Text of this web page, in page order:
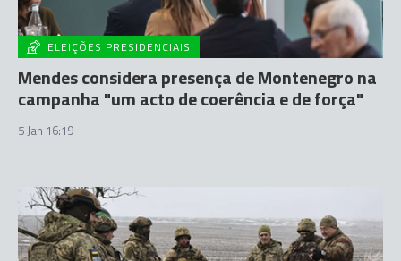
ELEIÇÕES PRESIDENCIAIS
Mendes considera presença de Montenegro na
campanha "um acto de coerência e de força"
5 Jan 16:19